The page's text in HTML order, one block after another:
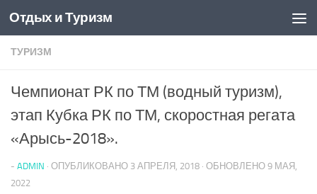
Перейти к содержимому
Отдых и Туризм
ТУРИЗМ
Чемпионат РК по ТМ (водный туризм),
этап Кубка РК по ТМ, скоростная регата
«Арысь-2018».
- ADMIN · ОПУБЛИКОВАНО 3 АПРЕЛЯ, 2018 · ОБНОВЛЕНО 9 МАЯ,
2022